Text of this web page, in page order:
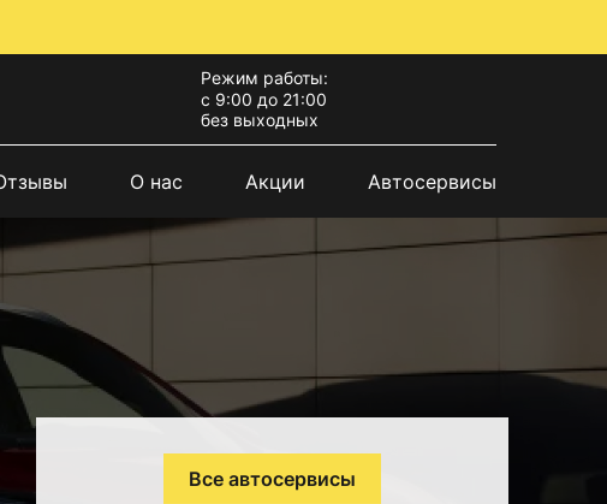
Режим работы:
с 9:00 до 21:00
без выходных
О нас Акции Автосервисы
Все автосервисы